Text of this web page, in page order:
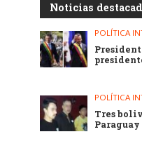
Noticias
POLÍTICA
POLÍTICA
Tres